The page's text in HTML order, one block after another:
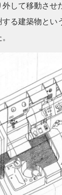
して移動させ
る建築物とい